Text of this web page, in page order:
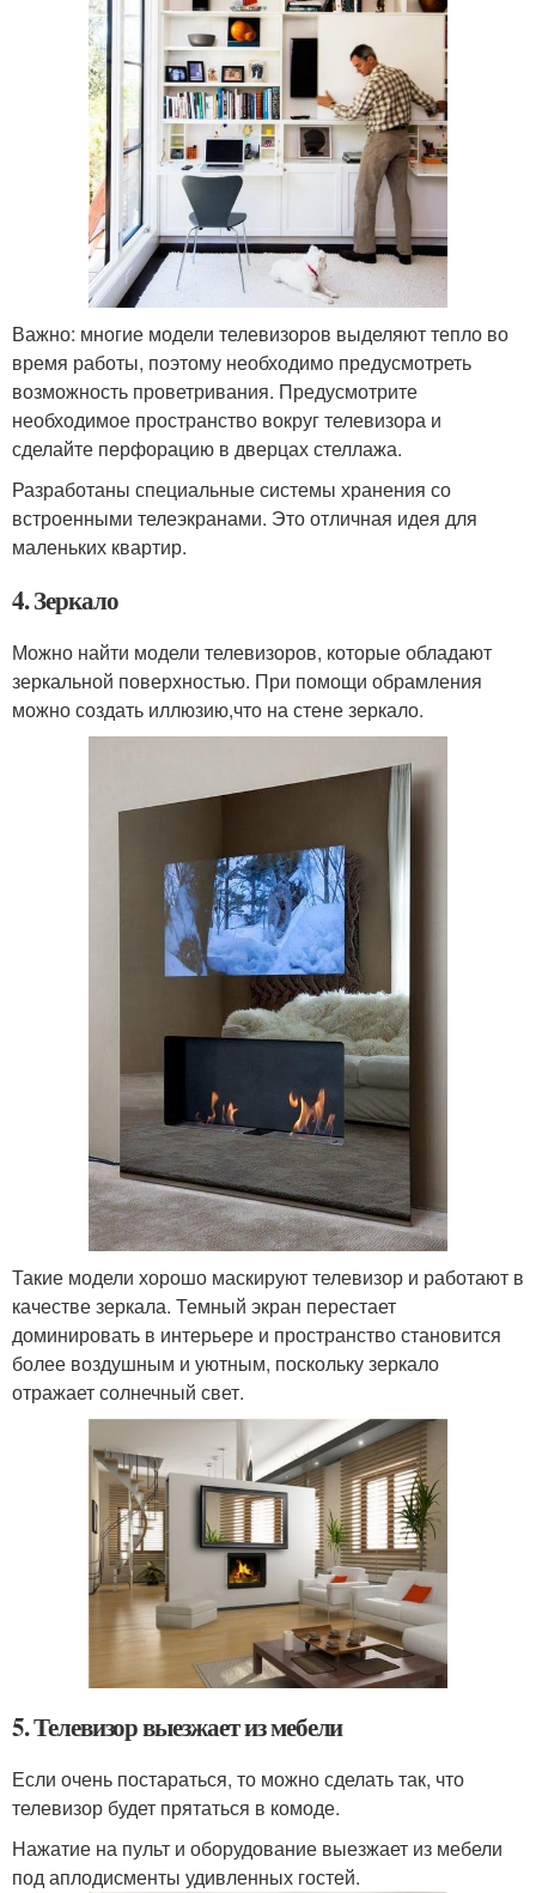
Важно: многие модели телевизоров выделяют тепло во
время работы, поэтому необходимо предусмотреть
возможность проветривания. Предусмотрите
необходимое пространство вокруг телевизора и
сделайте перфорацию в дверцах стеллажа.
Разработаны специальные системы хранения со
встроенными телеэкранами. Это отличная идея для
маленьких квартир.
4. Зеркало
Можно найти модели телевизоров, которые обладают
зеркальной поверхностью. При помощи обрамления
можно создать иллюзию,что на стене зеркало.
Такие модели хорошо маскируют телевизор и работают в
качестве зеркала. Темный экран перестает
доминировать в интерьере и пространство становится
более воздушным и уютным, поскольку зеркало
отражает солнечный свет.
5. Телевизор выезжает из мебели
Если очень постараться, то можно сделать так, что
телевизор будет прятаться в комоде.
Нажатие на пульт и оборудование выезжает из мебели
под аплодисменты удивленных гостей.